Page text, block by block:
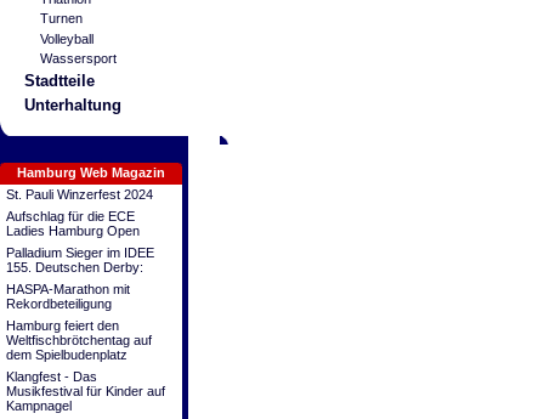
Turnen
Volleyball
Wassersport
Stadtteile
Unterhaltung
Hamburg Web Magazin
St. Pauli Winzerfest 2024
Aufschlag für die ECE
Ladies Hamburg Open
Palladium Sieger im IDEE
155. Deutschen Derby:
HASPA-Marathon mit
Rekordbeteiligung
Hamburg feiert den
Weltfischbrötchentag auf
dem Spielbudenplatz
Klangfest - Das
Musikfestival für Kinder auf
Kampnagel